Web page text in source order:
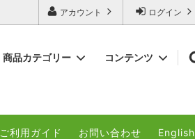
ログイン
アカウント
商品カテゴリー コンテンツ
ご利用ガイド お問い合わせ English